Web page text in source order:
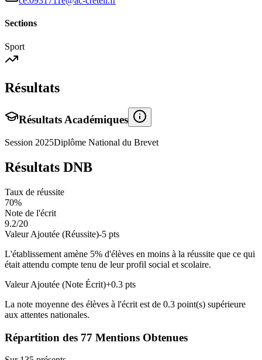
Sections
Sport
Résultats
Résultats Académiques
Session 2025Diplôme National du Brevet
Résultats DNB
Taux de réussite
70%
Note de l'écrit
9.2/20
Valeur Ajoutée (Réussite)-5 pts
L'établissement amène 5% d'élèves en moins à la réussite que ce qui
était attendu compte tenu de leur profil social et scolaire.
Valeur Ajoutée (Note Écrit)+0.3 pts
La note moyenne des élèves à l'écrit est de 0.3 point(s) supérieure
aux attentes nationales.
Répartition des 77 Mentions Obtenues